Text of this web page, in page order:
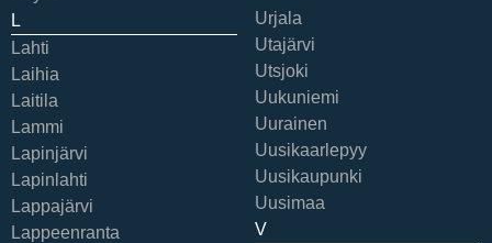
L
Lahti
Laihia
Laitila
Lammi
Lapinjärvi
Lapinlahti
Lappajärvi
Lappeenranta
Urjala
Utajärvi
Utsjoki
Uukuniemi
Uurainen
Uusikaarlepyy
Uusikaupunki
Uusimaa
V